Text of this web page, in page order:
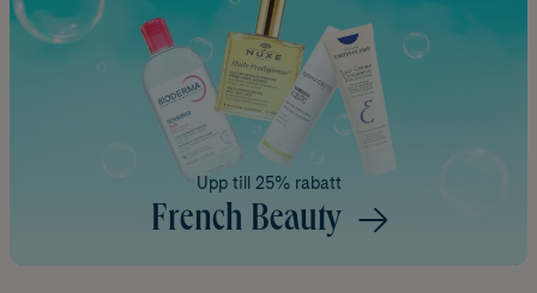
Upp till 25% rabatt
French Beauty